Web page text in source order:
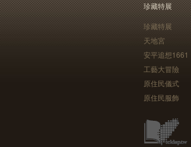
珍藏特展
珍藏特展
天地宮
安平追想1661
工藝大冒險
原住民儀式
原住民服飾